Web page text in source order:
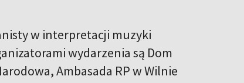
w interpretacji muzyki
wydarzenia są Dom
Ambasada RP w Wilnie